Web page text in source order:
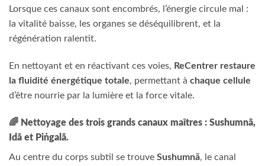
Lorsque ces canaux sont encombrés, l’énergie circule mal :
la vitalité baisse, les organes se déséquilibrent, et la
régénération ralentit.
En nettoyant et en réactivant ces voies, ReCentrer restaure
la fluidité énergétique totale, permettant à chaque cellule
d’être nourrie par la lumière et la force vitale.
🌈 Nettoyage des trois grands canaux maîtres : Sushumnā,
Idā et Piṅgalā.
Au centre du corps subtil se trouve Sushumnā, le canal